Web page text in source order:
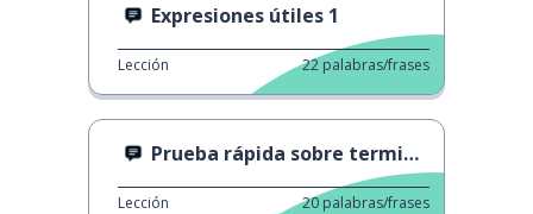
Expresiones útiles 1
Lección 22 palabras/frases
Prueba rápida sobre terminaciones plurales
Lección 20 palabras/frases